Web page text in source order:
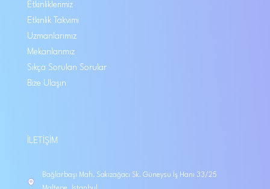
Etkinliklerimiz
Etkinlik Takvimi
Uzmanlarımız
Mekanlarımız
Sıkça Sorulan Sorular
Bize Ulaşın
İLETIŞIM
Bağlarbaşı Mah. Sakızağacı Sk. Güneysu İş Hanı 33/25